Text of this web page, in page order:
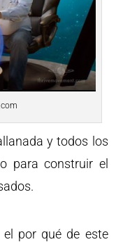
y todos los
para construir el
por qué de este